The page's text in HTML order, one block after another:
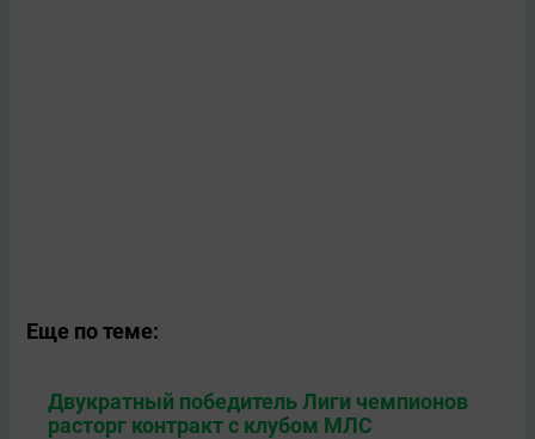
Еще по теме:
Двукратный победитель Лиги чемпионов
расторг контракт с клубом МЛС